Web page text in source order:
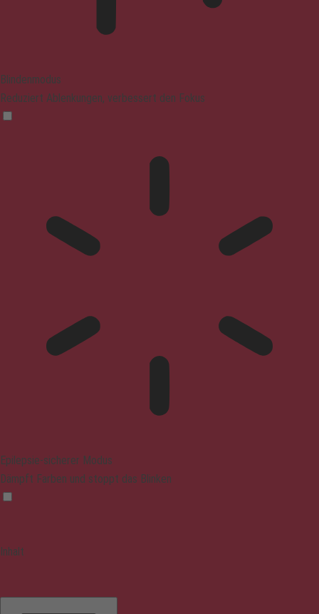
Blindenmodus
Reduziert Ablenkungen, verbessert den Fokus
Epilepsie-sicherer Modus
Dämpft Farben und stoppt das Blinken
Inhalt